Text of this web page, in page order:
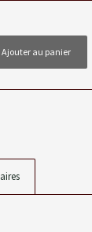
Ajouter au panier